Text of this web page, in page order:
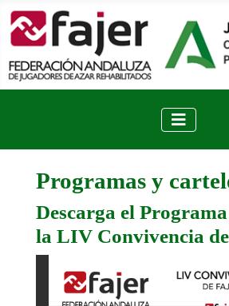
Programas y
Descarga el
la LIV Convivencia